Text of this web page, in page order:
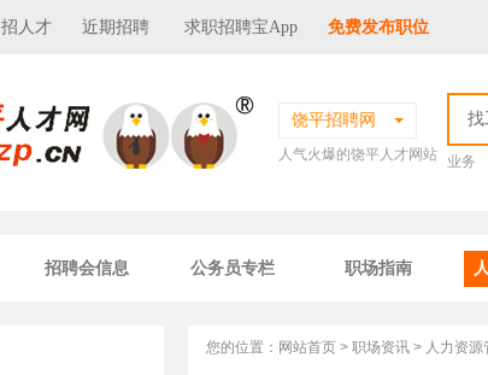
招人才 近期招聘 求职招聘宝App 免费发布职位
饶平招聘网
人气火爆的饶平人才网站
找
业务
招聘会信息 公务员专栏 职场指南
您的位置： 网站首页 > 职场资讯 > 人力资源